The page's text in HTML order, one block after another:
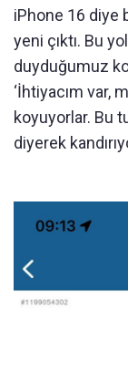
iPhone 16 diye
yeni çıktı. Bu
duyduğumuz
‘İhtiyacım var,
koyuyorlar. Bu
diyerek